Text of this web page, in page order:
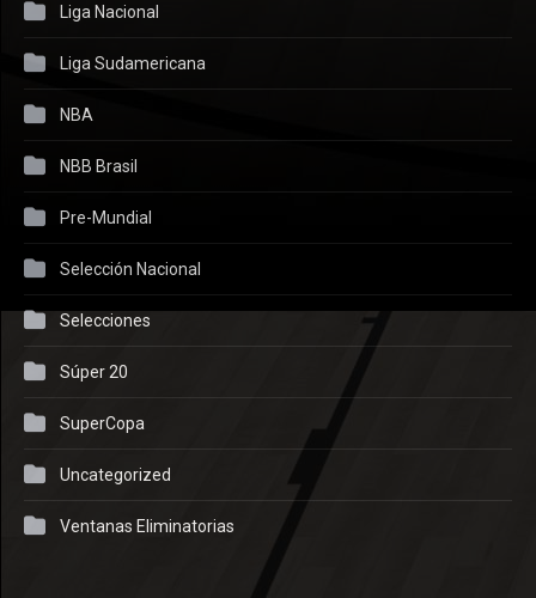
Liga Nacional
Liga Sudamericana
NBA
NBB Brasil
Pre-Mundial
Selección Nacional
Selecciones
Súper 20
SuperCopa
Uncategorized
Ventanas Eliminatorias